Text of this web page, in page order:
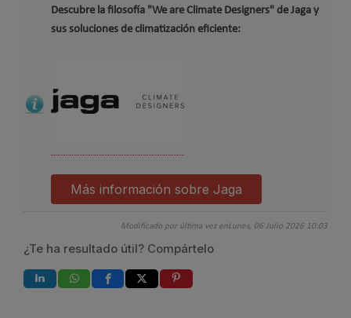
Descubre la filosofía "We are Climate Designers" de Jaga y
sus soluciones de climatización eficiente:
Más información sobre Jaga
Modificado por última vez enLunes, 06 Julio 2026 10:03
¿Te ha resultado útil? Compártelo